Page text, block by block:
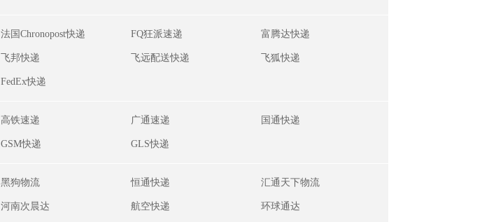
法国Chronopost快递 FQ狂派速递 富腾达快递
飞邦快递 飞远配送快递 飞狐快递
FedEx快递
高铁速递 广通速递 国通快递
GSM快递 GLS快递
黑狗物流 恒通快递 汇通天下物流
河南次晨达 航空快递 环球通达